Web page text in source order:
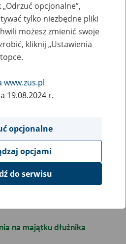
dochodzenie
egzekucyjne/
środka egzekucyjnego
w sprawie prowadzenia
na majątku dłużnika
opcjonalne”,
tylko niezbędne pliki
możesz zmienić swoje
kliknij „Ustawienia
www.zus.pl
19.08.2024 r.
opcjonalne
opcjami
do serwisu